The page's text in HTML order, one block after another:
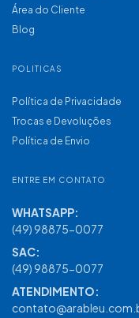
Área do Cliente
Blog
POLITICAS
Política de Privacidade
Trocas e Devoluções
Política de Envio
ENTRE EM CONTATO
(49) 98875-0077